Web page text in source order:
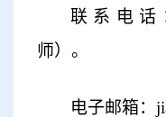
联系电话
师）。
电子邮箱：